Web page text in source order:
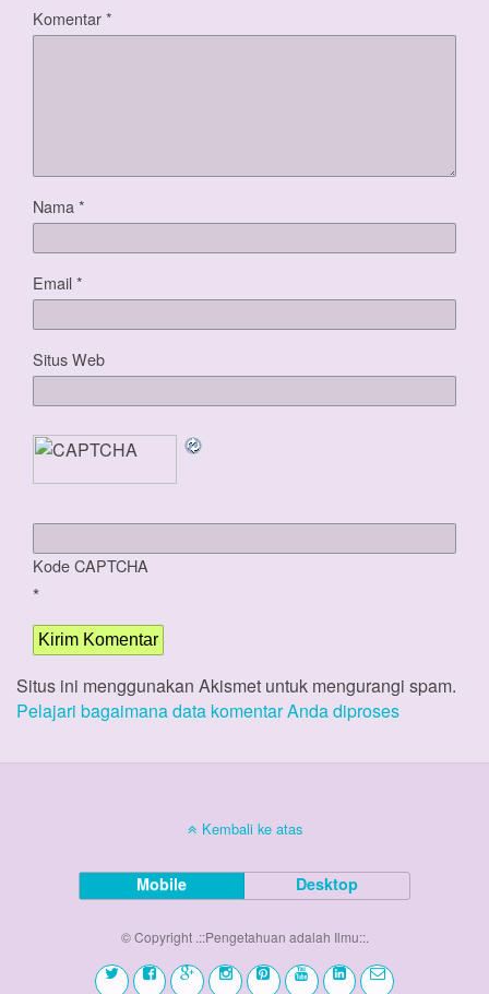
Komentar*
Nama*
Email*
Situs Web
Kode CAPTCHA
*
Situs ini menggunakan Akismet untuk mengurangi spam.
Pelajari bagaimana data komentar Anda diproses
Kembali ke atas
Mobile Desktop
© Copyright .::Pengetahuan adalah Ilmu::.